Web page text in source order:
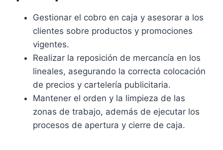
Gestionar el cobro en caja y asesorar a los
clientes sobre productos y promociones
vigentes.
Realizar la reposición de mercancía en los
lineales, asegurando la correcta colocación
de precios y cartelería publicitaria.
Mantener el orden y la limpieza de las
zonas de trabajo, además de ejecutar los
procesos de apertura y cierre de caja.